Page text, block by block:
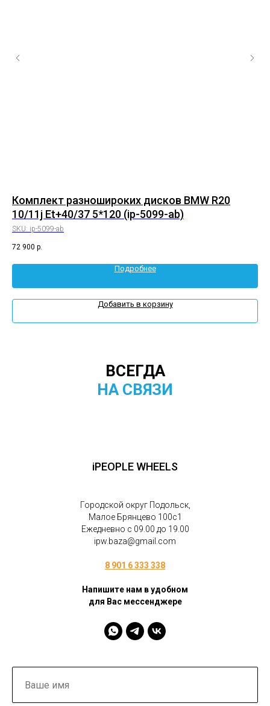
Комплект разношироких дисков BMW R20
10/11j Et+40/37 5*120 (ip-5099-ab)
SKU: ip-5099-ab
72 900 р.
Подробнее
Добавить в корзину
ВСЕГДА
НА СВЯЗИ
iPEOPLE WHEELS
Городской округ Подольск,
Малое Брянцево 100с1
Ежедневно с 09.00 до 19.00
ipw.baza@gmail.com
8 901 6 333 338
Напишите нам в удобном
для Вас мессенджере